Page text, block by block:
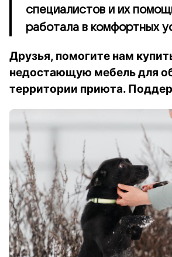
специалистов и их
работала в комфортных
Друзья, помогите нам
недостающую мебель для
территории приюта.